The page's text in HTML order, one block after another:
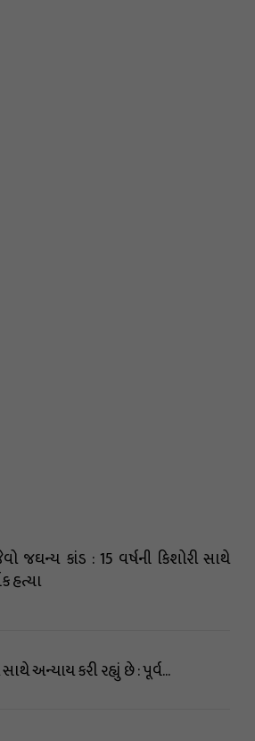
જઘન્ય કાંડ : 15 વર્ષની કિશોરી સાથે
હત્યા
અન્યાય કરી રહ્યું છે : પૂર્વ...